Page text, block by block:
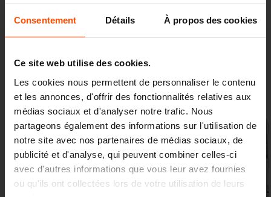
Consentement Détails À propos des cookies
Ce site web utilise des cookies.
Les cookies nous permettent de personnaliser le contenu
et les annonces, d'offrir des fonctionnalités relatives aux
médias sociaux et d'analyser notre trafic. Nous
partageons également des informations sur l'utilisation de
notre site avec nos partenaires de médias sociaux, de
publicité et d'analyse, qui peuvent combiner celles-ci
avec d'autres informations que vous leur avez fournies
ou qu'ils ont collectées lors de votre utilisation de leurs
Vera prend des formes plus dégagées.
Galerie